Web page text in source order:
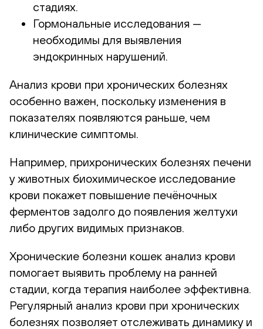
стадиях.
Гормональные исследования —
необходимы для выявления
эндокринных нарушений.
Анализ крови при хронических болезнях
особенно важен, поскольку изменения в
показателях появляются раньше, чем
клинические симптомы.
Например, прихронических болезнях печени
у животных биохимическое исследование
крови покажет повышение печёночных
ферментов задолго до появления желтухи
либо других видимых признаков.
Хронические болезни кошек анализ крови
помогает выявить проблему на ранней
стадии, когда терапия наиболее эффективна.
Регулярный анализ крови при хронических
болезнях позволяет отслеживать динамику и